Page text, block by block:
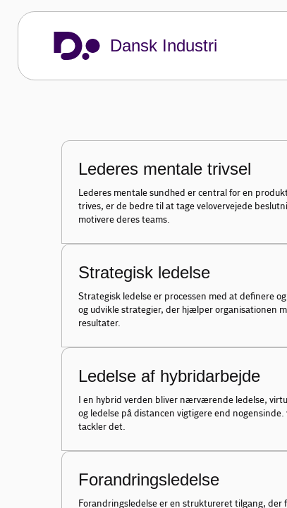
Dansk Industri
ledelse
Ledelse rækker vidt og bredt. Bliv
Lederes mentale trivsel
Lederes mentale sundhed er central for en
trives, er de bedre til at tage velovervejede
motivere deres teams.
Strategisk ledelse
Strategisk ledelse er processen med at definere
og udvikle strategier, der hjælper organisationen
resultater.
Ledelse af hybridarbejde
I en hybrid verden bliver nærværende ledelse,
og ledelse på distancen vigtigere end
tackler det.
Forandringsledelse
Forandringsledelse er en struktureret tilgang, der